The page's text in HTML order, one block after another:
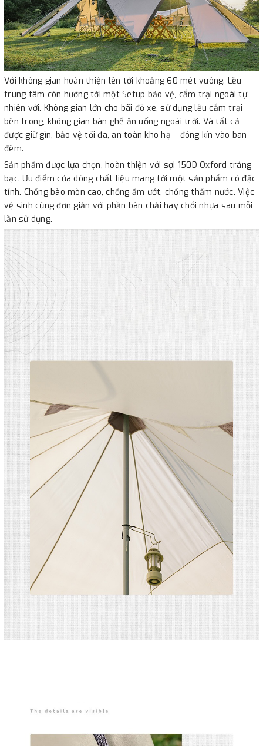
Với không gian hoàn thiện lên tới khoảng 60 mét vuông. Lều
trung tâm còn hướng tới một Setup bảo vệ, cắm trại ngoài tự
nhiên với. Không gian lớn cho bãi đỗ xe, sử dụng lều cắm trại
bên trong, không gian bàn ghế ăn uống ngoài trời. Và tất cả
được giữ gìn, bảo vệ tối đa, an toàn kho hạ – đóng kín vào ban
đêm.
Sản phẩm được lựa chọn, hoàn thiện với sợi 150D Oxford tráng
bạc. Ưu điểm của dòng chất liệu mang tới một sản phẩm có đặc
tính. Chống bào mòn cao, chống ẩm ướt, chống thấm nước. Việc
vệ sinh cũng đơn giản với phần bàn chải hay chổi nhựa sau mỗi
lần sử dụng.